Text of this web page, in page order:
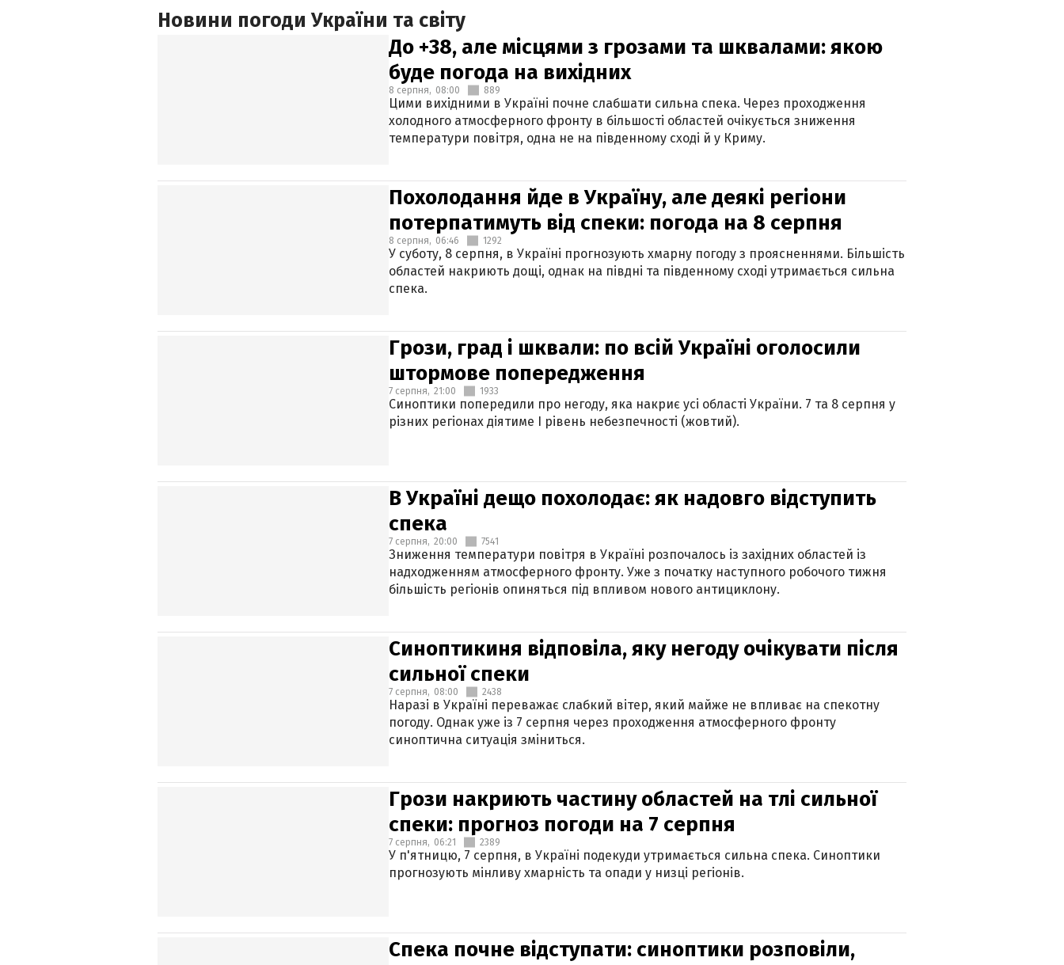
Новини погоди України та світу
До +38, але місцями з грозами та шквалами: якою
буде погода на вихідних
8 серпня, 08:00 889
Цими вихідними в Україні почне слабшати сильна спека. Через проходження
холодного атмосферного фронту в більшості областей очікується зниження
температури повітря, одна не на південному сході й у Криму.
Похолодання йде в Україну, але деякі регіони
потерпатимуть від спеки: погода на 8 серпня
8 серпня, 06:46 1292
У суботу, 8 серпня, в Україні прогнозують хмарну погоду з проясненнями. Більшість
областей накриють дощі, однак на півдні та південному сході утримається сильна
спека.
Грози, град і шквали: по всій Україні оголосили
штормове попередження
7 серпня, 21:00 1933
Синоптики попередили про негоду, яка накриє усі області України. 7 та 8 серпня у
різних регіонах діятиме І рівень небезпечності (жовтий).
В Україні дещо похолодає: як надовго відступить
спека
7 серпня, 20:00 7541
Зниження температури повітря в Україні розпочалось із західних областей із
надходженням атмосферного фронту. Уже з початку наступного робочого тижня
більшість регіонів опиняться під впливом нового антициклону.
Синоптикиня відповіла, яку негоду очікувати після
сильної спеки
7 серпня, 08:00 2438
Наразі в Україні переважає слабкий вітер, який майже не впливає на спекотну
погоду. Однак уже із 7 серпня через проходження атмосферного фронту
синоптична ситуація зміниться.
Грози накриють частину областей на тлі сильної
спеки: прогноз погоди на 7 серпня
7 серпня, 06:21 2389
У п'ятницю, 7 серпня, в Україні подекуди утримається сильна спека. Синоптики
прогнозують мінливу хмарність та опади у низці регіонів.
Спека почне відступати: синоптики розповіли,